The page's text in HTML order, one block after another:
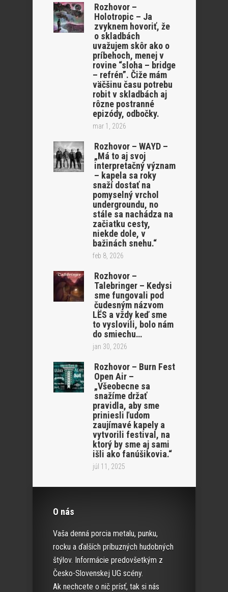
Rozhovor –
Holotropic – Ja
zvyknem hovoriť, že
o skladbách
uvažujem skôr ako o
príbehoch, menej v
rovine “sloha – bridge
– refrén”. Čiže mám
väčšinu času potrebu
robit v skladbách aj
rôzne postranné
epizódy, odbočky.
mar 1, 2026
Rozhovor – WAYD –
„Má to aj svoj
interpretačný význam
– kapela sa roky
snaží dostať na
pomyselný vrchol
undergroundu, no
stále sa nachádza na
začiatku cesty,
niekde dole, v
bažinách snehu.“
feb 8, 2026
Rozhovor –
Talebringer – Kedysi
sme fungovali pod
čudesným názvom
LËS a vždy keď sme
to vyslovili, bolo nám
do smiechu…
jan 30, 2026
Rozhovor – Burn Fest
Open Air –
„Všeobecne sa
snažíme držať
pravidla, aby sme
priniesli ľudom
zaujímavé kapely a
vytvorili festival, na
ktorý by sme aj sami
išli ako fanúšikovia.“
júl 11, 2025
O nás
Vaša denná porcia metalu, punku,
rocku a ďalších príbuzných hudobných
štýlov. Informácie predovšetkým z
Česko-Slovenskej UG scény.
Ak nechcete o nič prísť, tak si nás